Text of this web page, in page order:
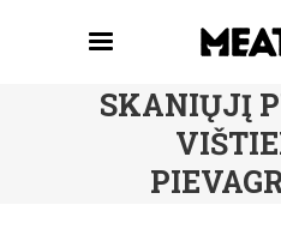
SKANIŲJĮ